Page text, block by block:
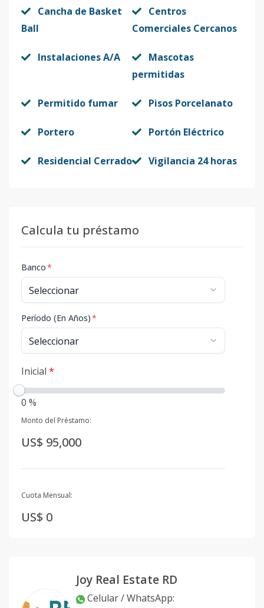
Cancha de Basket
Ball
Centros
Comerciales Cercanos
Instalaciones A/A
Mascotas
permitidas
Permitido fumar Pisos Porcelanato
Portero Portón Eléctrico
Residencial Cerrado Vigilancia 24 horas
Calcula tu préstamo
Banco*
Período (En Años)*
Inicial *
0 %
Monto del Préstamo:
US$ 95,000
Cuota Mensual:
US$ 0
Joy Real Estate RD
Celular / WhatsApp: